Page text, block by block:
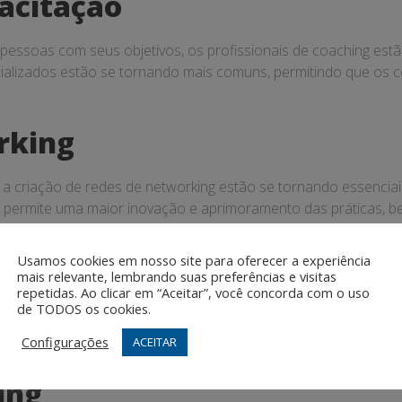
com seus objetivos, os profissionais de coaching
estão se tornando mais comuns, permitindo que os
criação de redes de networking estão se tornando
uma maior inovação e aprimoramento das práticas,
os profissionais de coaching precisam estar
as necessidades dos clientes é fundamental para o
Usamos cookies em nosso site para oferecer a experiência
mais relevante, lembrando suas preferências e visitas
repetidas. Ao clicar em “Aceitar”, você concorda com o uso
de TODOS os cookies.
Configurações
ACEITAR